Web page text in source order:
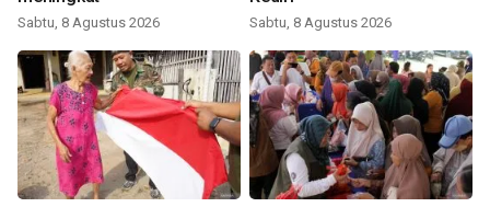
Sabtu, 8 Agustus 2026 Sabtu, 8 Agustus 2026